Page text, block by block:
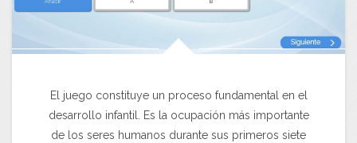
El juego constituye un proceso fundamental en el
desarrollo infantil. Es la ocupación más importante
de los seres humanos durante sus primeros siete